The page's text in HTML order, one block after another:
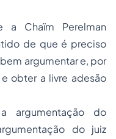
a Chaïm Perelman
de que é preciso
argumentar e, por
obter a livre adesão
argumentação do
do juiz